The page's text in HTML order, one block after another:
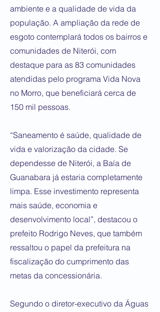
ambiente e a qualidade de vida da
população. A ampliação da rede de
esgoto contemplará todos os bairros e
comunidades de Niterói, com
destaque para as 83 comunidades
atendidas pelo programa Vida Nova
no Morro, que beneficiará cerca de
150 mil pessoas.
“Saneamento é saúde, qualidade de
vida e valorização da cidade. Se
dependesse de Niterói, a Baía de
Guanabara já estaria completamente
limpa. Esse investimento representa
mais saúde, economia e
desenvolvimento local”, destacou o
prefeito Rodrigo Neves, que também
ressaltou o papel da prefeitura na
fiscalização do cumprimento das
metas da concessionária.
Segundo o diretor-executivo da Águas